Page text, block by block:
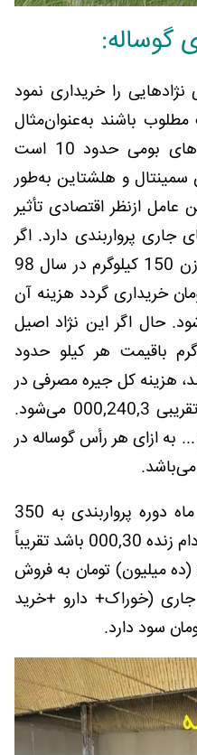
گوساله:
نژادهایی را خریداری نمود
باشند به‌عنوان‌مثال
ضریب تبدیل خوراک در نژادهای بومی حدود 10 است
سمینتال و هلشتاین به‌طور
که این عامل ازنظر اقتصادی تأثیر
پرواربندی دارد. اگر
یک گوساله نژاد هلشتاین با وزن 150 کیلوگرم در سال 98
هر کیلویی 000,35 تومان خریداری گردد هزینه آن
تومان می‌شود. حال اگر این نژاد اصیل
روزی 8 کیلوگرم باقیمت هر کیلو حدود
هزینه کل جیره مصرفی در
طول دوره 9 ماه پروار به‌طور تقریبی 000,240,3 می‌شود.
به ازای هر رأس گوساله در
اگر وزن دام در پایان 9 ماه دوره پرواربندی به 350
کیلوگرم برسد و قیمت هر کیلو دام زنده 000,30 باشد تقریباً
گوساله به قیمت 000,500,10 (ده میلیون) تومان به فروش
(خوراک+ دارو +خرید
سود دارد.